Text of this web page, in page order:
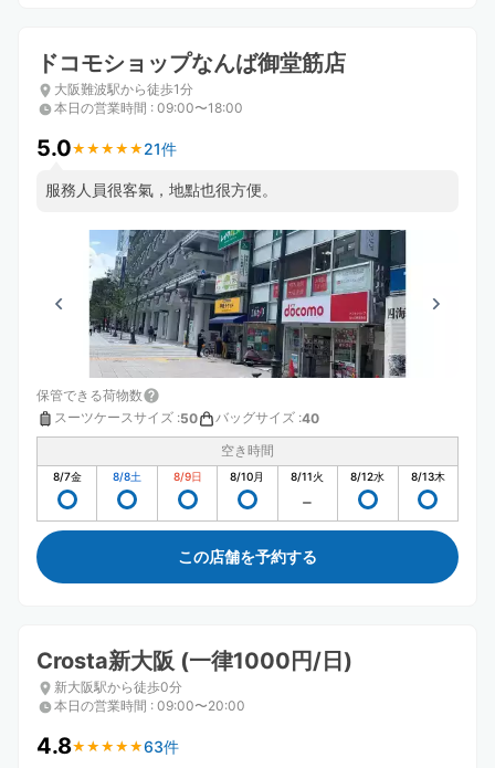
ドコモショップなんば御堂筋店
大阪難波駅から徒歩1分
本日の営業時間 : 09:00〜18:00
5.0★ ★ ★ ★ ★
★ ★ ★ ★ ★ 21件
服務人員很客氣，地點也很方便。
保管できる荷物数
スーツケースサイズ :50 バッグサイズ :40
空き時間
8/7金 8/8土 8/9日 8/10月 8/11火 8/12水 8/13木
この店舗を予約する
Crosta新大阪 (一律1000円/日)
新大阪駅から徒歩0分
本日の営業時間 : 09:00〜20:00
4.8★ ★ ★ ★ ★
★ ★ ★ ★ ★63件